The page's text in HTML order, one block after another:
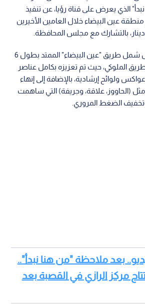
الذي يعرض على قناة رؤيا، عن تنفيذ
عين البيضاء خلال العامين الأخيرين
بالتشارك مع مجلس المحافظة.
وأوضح الحجاج أن العمل شمل طريق "عين البيضاء" الممتد بطول 6
الملوكي، حيث تم تعزيزه بكامل عناصر
ولوائح إرشادية، بالإضافة إلى إنهاء
(الحاووز، علاقة، وجريفة) التي ساهمت
الضغط المروري.
بعد ملاحظة "من هنا نبدأ"..
مركز الرازي في القصبة بعد